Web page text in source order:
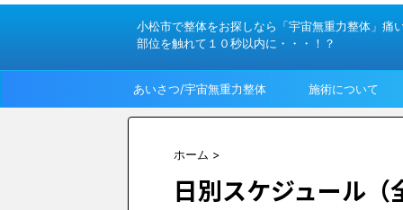
小松市で整体をお探しなら「宇宙無重力整体」痛
部位を触れて１０秒以内に・・・！？
あいさつ/宇宙無重力整体 施術について
ホーム >
日別スケジュール（